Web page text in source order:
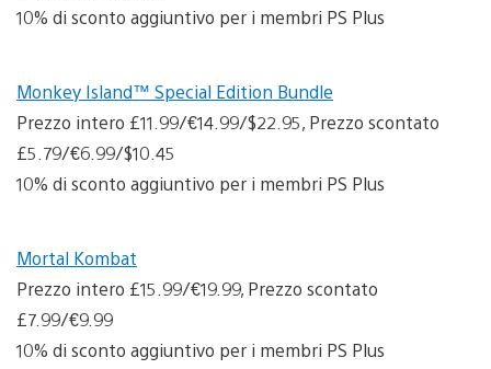
10% di sconto aggiuntivo per i membri PS Plus
Monkey Island™ Special Edition Bundle
Prezzo intero £11.99/€14.99/$22.95, Prezzo scontato
£5.79/€6.99/$10.45
10% di sconto aggiuntivo per i membri PS Plus
Mortal Kombat
Prezzo intero £15.99/€19.99, Prezzo scontato
£7.99/€9.99
10% di sconto aggiuntivo per i membri PS Plus